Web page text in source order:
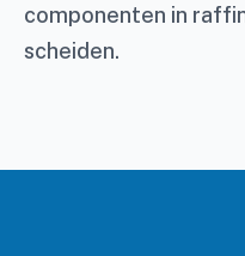
componenten in
scheiden.